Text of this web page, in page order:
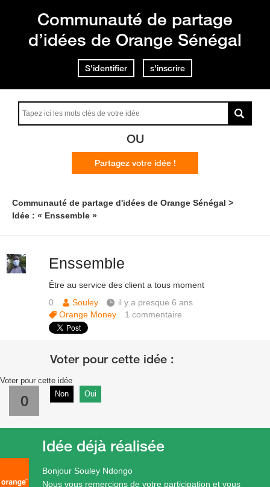
Communauté de partage
d’idées de Orange Sénégal
S'identifier s'inscrire
OU
Partagez votre idée !
Communauté de partage d'idées de Orange Sénégal
Idée : « Enssemble »
Enssemble
Être au service des client a tous moment
0
Souley
il y a presque 6 ans
Orange Money
1commentaire
Voter pour cette idée
0 Non Oui
Bonjour Souley Ndongo
Nous vous remercions de votre participation et vous
Idée déjà réalisée